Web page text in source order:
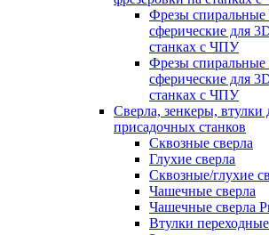
Фрезы спиральные
сферические для
станках с ЧПУ
Фрезы спиральные
сферические для
станках с ЧПУ
Сверла, зенкеры, втулки
присадочных станков
Сквозные сверла
Глухие сверла
Сквозные/глухие
Чашечные сверла
Чашечные сверла
Втулки